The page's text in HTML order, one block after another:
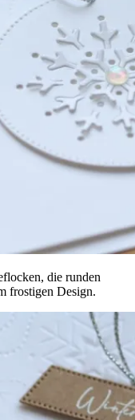
die runden
frostigen Design.